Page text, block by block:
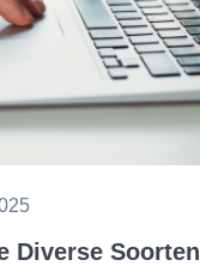
Diverse Soorten